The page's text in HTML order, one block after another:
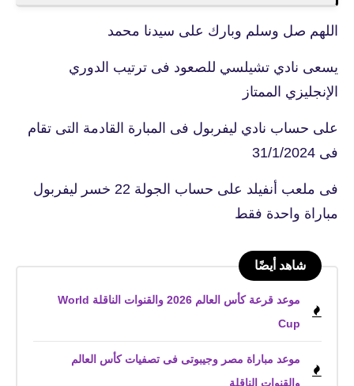
اللهم صل وسلم وبارك على سيدنا محمد
يسعى نادي تشيلسي للصعود فى ترتيب الدوري
الإنجليزي الممتاز
على حساب نادي ليفربول فى المبارة القادمة التى تقام
فى 31/1/2024
فى ملعب أنفيلد على حساب الجولة 22 خسر ليفربول
مباراة واحدة فقط
شاهد أيضًا
موعد قرعة كأس العالم 2026 والقنوات الناقلة World
Cup
موعد مباراة مصر وجيبوتى فى تصفيات كأس العالم
والقنوات الناقلة